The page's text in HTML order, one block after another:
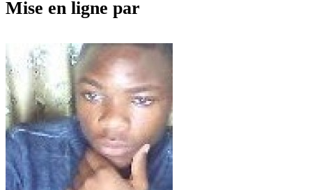
Mise en ligne par